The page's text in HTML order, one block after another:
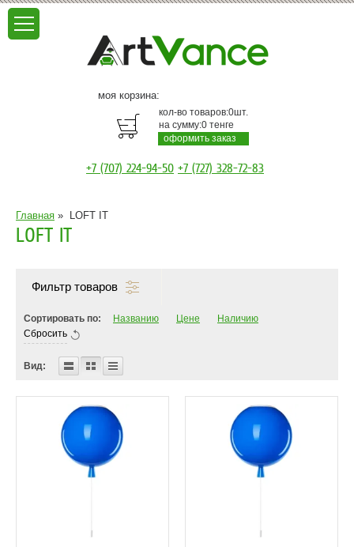
моя корзина:
кол-во товаров:0шт.
на сумму:0 тенге
оформить заказ
+7 (707) 224-94-50 +7 (727) 328-72-83
Главная » LOFT IT
LOFT IT
Фильтр товаров
Сортировать по: Названию Цене
Наличию
Сбросить
Вид: